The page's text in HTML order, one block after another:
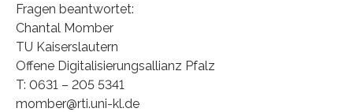
Fragen beantwortet:
Chantal Momber
TU Kaiserslautern
Offene Digitalisierungsallianz Pfalz
T: 0631 – 205 5341
momber@rti.uni-kl.de